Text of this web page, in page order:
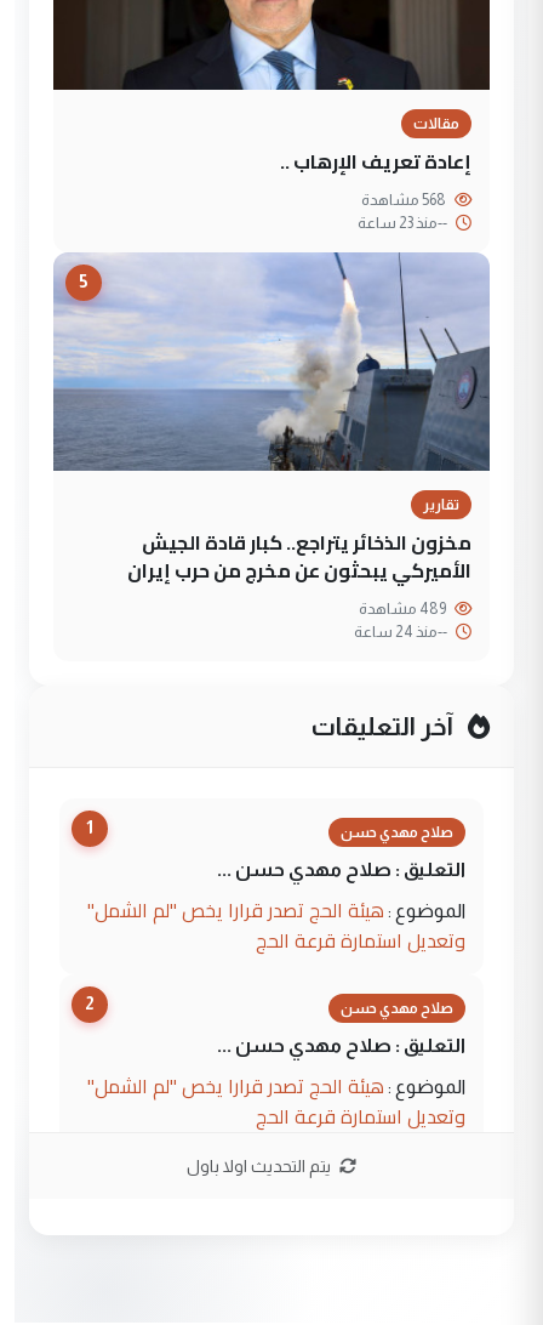
مقالات
إعادة تعريف الإرهاب ..
--منذ 23 ساعة
5
تقارير
مخزون الذخائر يتراجع.. كبار قادة الجيش
الأميركي يبحثون عن مخرج من حرب إيران
--منذ 24 ساعة
آخر التعليقات
1 صلاح مهدي حسن
التعليق : صلاح مهدي حسن ...
الموضوع : هيئة الحج تصدر قرارا يخص "لم الشمل"
وتعديل استمارة قرعة الحج
2 صلاح مهدي حسن
التعليق : صلاح مهدي حسن ...
الموضوع : هيئة الحج تصدر قرارا يخص "لم الشمل"
وتعديل استمارة قرعة الحج
يتم التحديث اولا باول